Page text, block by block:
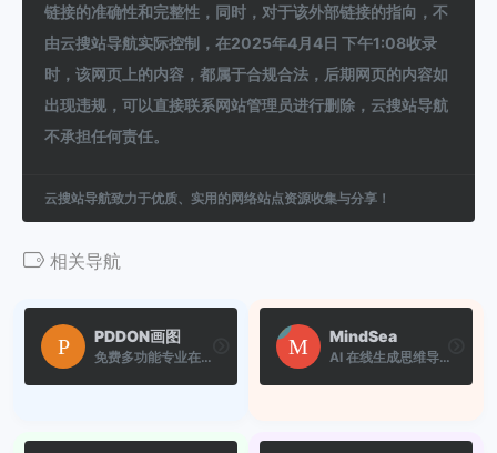
链接的准确性和完整性，同时，对于该外部链接的指向，不
由云搜站导航实际控制，在2025年4月4日 下午1:08收录
时，该网页上的内容，都属于合规合法，后期网页的内容如
出现违规，可以直接联系网站管理员进行删除，云搜站导航
不承担任何责任。
云搜站导航致力于优质、实用的网络站点资源收集与分享！
相关导航
PDDON画图
免费多功能专业在线画图(Low ...
MindSea
AI 在线生成思维导图工具，多...